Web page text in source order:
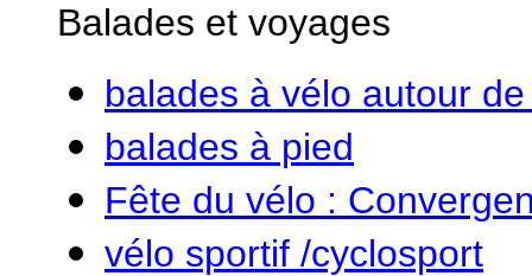
Balades et voyages
balades à vélo autour
balades à pied
Fête du vélo :
vélo sportif /cyclosport